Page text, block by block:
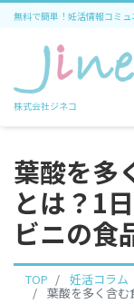
無料で簡単！妊活情報コミ
株式会社ジネコ
葉酸を多
とは？1
ビニの食
TOP 妊活コラム
葉酸を多く含む食べ